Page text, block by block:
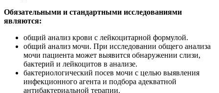
Обязательными и стандартными исследованиями
являются:
общий анализ крови с лейкоцитарной формулой.
общий анализ мочи. При исследовании общего анализа
мочи пациента может выявится обнаружении слизи,
бактерий и лейкоцитов в анализе.
бактериологический посев мочи с целью выявления
инфекционного агента и подбора адекватной
антибактериальной терапии.